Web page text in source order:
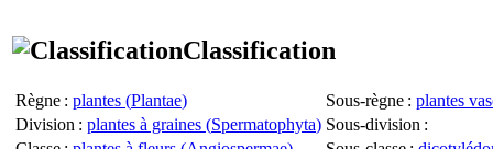
Classification
Règne : plantes (Plantae) Sous-règne : plantes
Division : plantes à graines (Spermatophyta) Sous-division :